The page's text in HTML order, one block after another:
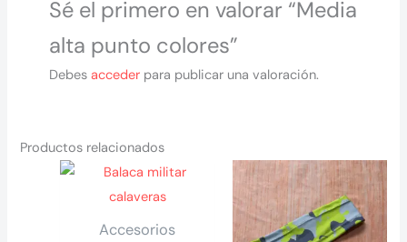
Sé el primero en valorar “Media
alta punto colores”
Debes accederpara publicar una valoración.
Productos relacionados
Accesorios